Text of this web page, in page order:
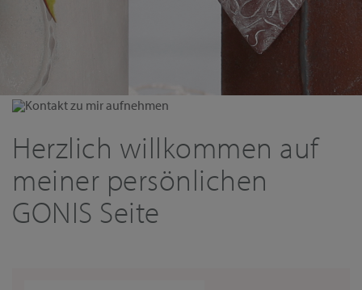
Kontakt zu mir aufnehmen
Herzlich willkommen auf
meiner persönlichen
GONIS Seite